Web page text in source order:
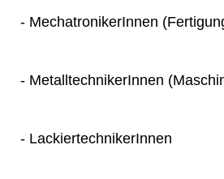
- MechatronikerInnen
- MetalltechnikerInnen
- LackiertechnikerInnen